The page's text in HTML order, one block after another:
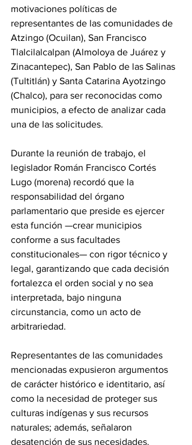
motivaciones políticas de
representantes de las comunidades de
Atzingo (Ocuilan), San Francisco
Tlalcilalcalpan (Almoloya de Juárez y
Zinacantepec), San Pablo de las Salinas
(Tultitlán) y Santa Catarina Ayotzingo
(Chalco), para ser reconocidas como
municipios, a efecto de analizar cada
una de las solicitudes.
Durante la reunión de trabajo, el
legislador Román Francisco Cortés
Lugo (morena) recordó que la
responsabilidad del órgano
parlamentario que preside es ejercer
esta función —crear municipios
conforme a sus facultades
constitucionales— con rigor técnico y
legal, garantizando que cada decisión
fortalezca el orden social y no sea
interpretada, bajo ninguna
circunstancia, como un acto de
arbitrariedad.
Representantes de las comunidades
mencionadas expusieron argumentos
de carácter histórico e identitario, así
como la necesidad de proteger sus
culturas indígenas y sus recursos
naturales; además, señalaron
desatención de sus necesidades.